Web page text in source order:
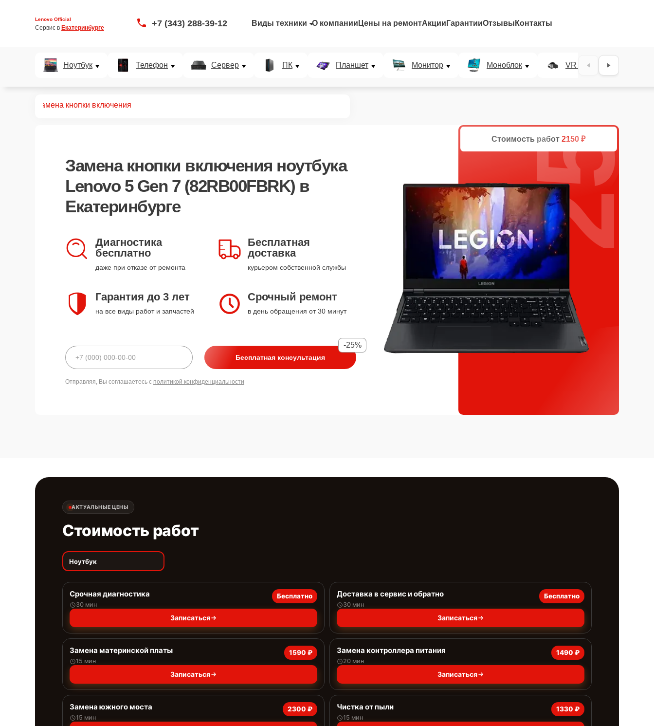
Lenovo Official
Сервис в Екатеринбурге +7 (343) 288-39-12 Виды техники О компании Цены на ремонтАкции ГарантииОтзывы Контакты
Ноутбук Телефон Сервер ПК Планшет Монитор Моноблок VR система
Замена кнопки включения
Замена кнопки включения ноутбука
Lenovo 5 Gen 7 (82RB00FBRK) в
Екатеринбурге
Диагностика
бесплатно
даже при отказе от ремонта
Бесплатная
доставка
курьером собственной службы
Гарантия до 3 лет
на все виды работ и запчастей
Срочный ремонт
в день обращения от 30 минут
Бесплатная консультация
-25%
Отправляя, Вы соглашаетесь с политикой конфиденциальности
Стоимость работ 2150 ₽
25%
АКТУАЛЬНЫЕ ЦЕНЫ
Стоимость работ
Ноутбук
Срочная диагностика
30 мин
Бесплатно
Записаться
Доставка в сервис и обратно
30 мин
Бесплатно
Записаться
Замена материнской платы
15 мин
1590 ₽
Записаться
Замена контроллера питания
20 мин
1490 ₽
Записаться
Замена южного моста
15 мин
2300 ₽ Чистка от пыли
15 мин
1330 ₽